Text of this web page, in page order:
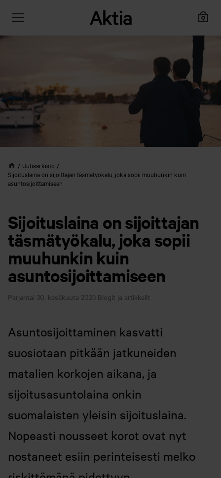
Uutisarkisto
Sijoituslaina on sijoittajan täsmätyökalu, joka sopii muuhunkin kuin
asuntosijoittamiseen
Sijoituslaina on sijoittajan
täsmätyökalu, joka sopii
muuhunkin kuin
asuntosijoittamiseen
Perjantai 30. kesäkuuta 2023 Blogit ja artikkelit
Asuntosijoittaminen kasvatti
suosiotaan pitkään jatkuneiden
matalien korkojen aikana, ja
sijoitusasuntolaina onkin
suomalaisten yleisin sijoituslaina.
Nopeasti nousseet korot ovat nyt
nostaneet esiin perinteisesti melko